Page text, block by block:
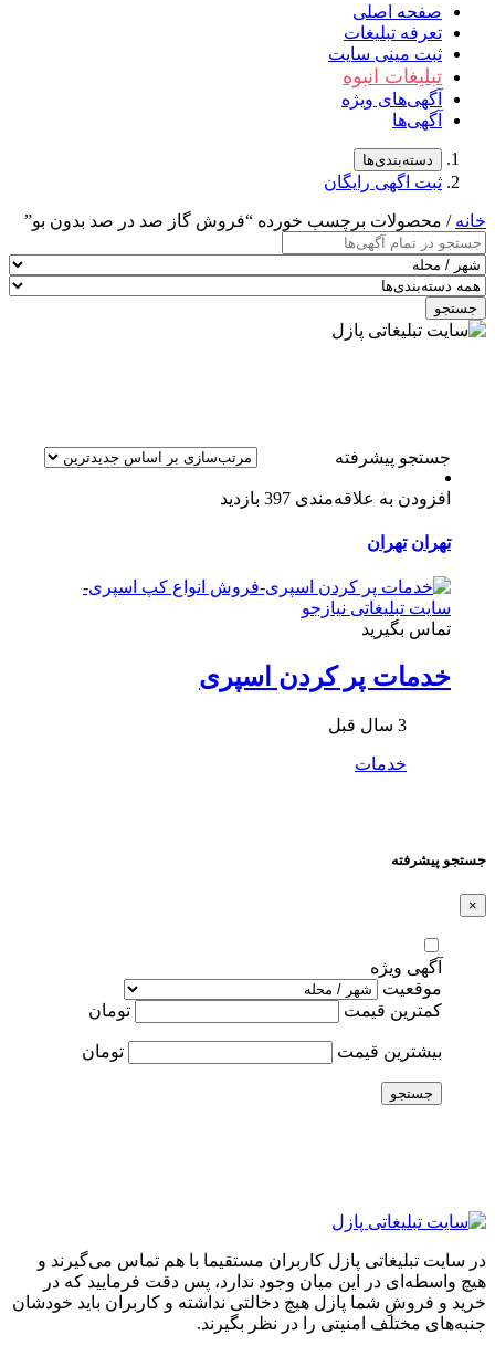
صفحه اصلی
تعرفه تبلیغات
ثبت مینی سایت
تبلیغات انبوه
آگهی‌های ویژه
آگهی‌ها
دسته‌بندی‌ها
ثبت اگهی رایگان
خانه / محصولات برچسب خورده “فروش گاز صد در صد بدون بو”
جستجو
جستجو پیشرفته
افزودن به علاقه‌مندی 397 بازدید
تهران تهران
تماس بگیرید
خدمات پر کردن اسپری
3 سال قبل
خدمات
جستجو پیشرفته
×
آگهی ویژه
موقعیت
کمترین قیمت
تومان
بیشترین قیمت تومان
جستجو
در سایت تبلیغاتی پازل کاربران مستقیما با هم تماس می‌گیرند و
هیچ واسطه‌ای در این میان وجود ندارد، پس دقت فرمایید که در
خرید و فروشِ شما پازل هیچ دخالتی نداشته و کاربران باید خودشان
جنبه‌های مختلف امنیتی را در نظر بگیرند.